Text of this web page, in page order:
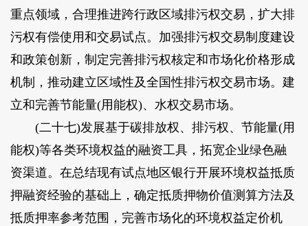
重点领域，合理推进跨行政区域排污权交易，扩大排
污权有偿使用和交易试点。加强排污权交易制度建设
和政策创新，制定完善排污权核定和市场化价格形成
机制，推动建立区域性及全国性排污权交易市场。建
立和完善节能量(用能权)、水权交易市场。
(二十七)发展基于碳排放权、排污权、节能量(用
能权)等各类环境权益的融资工具，拓宽企业绿色融
资渠道。在总结现有试点地区银行开展环境权益抵质
押融资经验的基础上，确定抵质押物价值测算方法及
抵质押率参考范围，完善市场化的环境权益定价机